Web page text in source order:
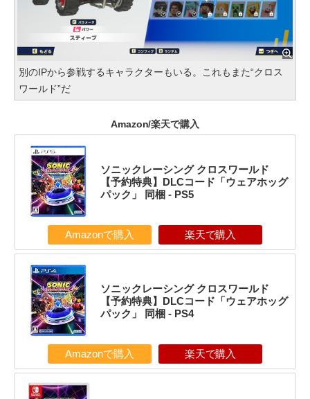
別のIPから参戦するキャラクターもいる。これもまた“クロス
ワールド”だ
Amazon/楽天で購入
ソニックレーシング クロスワールド
【予約特典】DLCコード「ウェアホッグ
パック」 同梱 - PS5
Amazonで購入 楽天で購入
ソニックレーシング クロスワールド
【予約特典】DLCコード「ウェアホッグ
パック」 同梱 - PS4
Amazonで購入 楽天で購入